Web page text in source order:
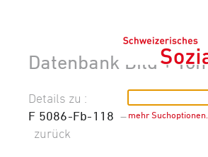
Datenbank Bild + Ton
mehr Suchoptionen…
Details zu :
F 5086-Fb-118 –
zurück